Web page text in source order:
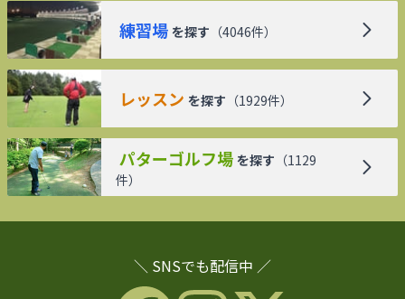
練習場 を探す （4046件）
レッスン を探す （1929件）
パターゴルフ場 を探す （1129
件）
＼ SNSでも配信中 ／